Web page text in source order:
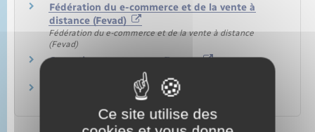
Fédération du e-commerce et de la vente à
distance (Fevad)
Fédération du e-commerce et de la vente à distance
(Fevad)
Garanties et retours en Europe
Commission européenne
Site de la Commission des clauses abusives
Commission des clauses abusives
Ce site utilise des